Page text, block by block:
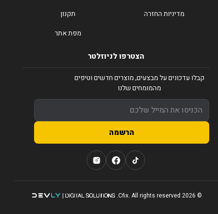
מדיניות החזרה
תקנון
מפת אתר
הצטרפו לניוזלטר
קבלו עדכונים על מבצעים, מוצרים חדשים וטיפים
מהמומחים שלנו
הרשמה
© 2026 Cfix. All rights reserved.